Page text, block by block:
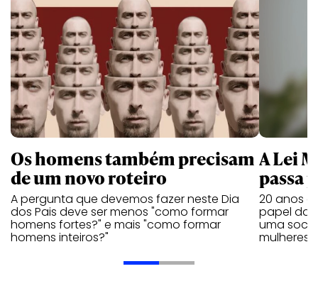
Os homens também precisam
de um novo roteiro
A pergunta que devemos fazer neste Dia
dos Pais deve ser menos "como formar
homens fortes?" e mais "como formar
homens inteiros?"
A Lei
passa
20 anos
papel da
uma
mulheres